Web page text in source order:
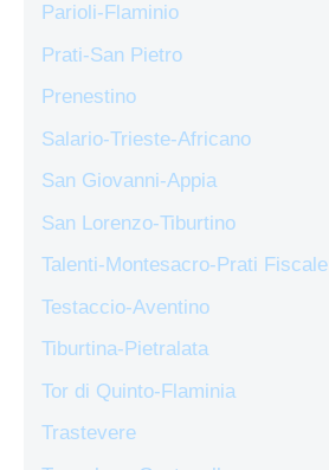
Parioli-Flaminio
Prati-San Pietro
Prenestino
Salario-Trieste-Africano
San Giovanni-Appia
San Lorenzo-Tiburtino
Talenti-Montesacro-Prati Fiscale
Testaccio-Aventino
Tiburtina-Pietralata
Tor di Quinto-Flaminia
Trastevere